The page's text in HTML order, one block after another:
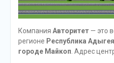
Компания Авторитет— это
регионе Республика Адыгея
городе Майкоп. Адрес